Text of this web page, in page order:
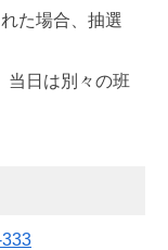
た場合、抽選
当日は別々の班